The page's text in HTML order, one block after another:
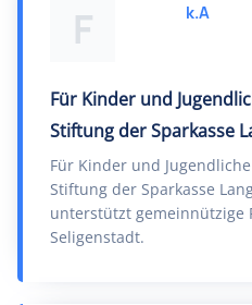
F
Für Kinder und
Stiftung der Sparkasse
Für Kinder und
Stiftung der Sparkasse
unterstützt gemeinnützige
Seligenstadt.
k.A